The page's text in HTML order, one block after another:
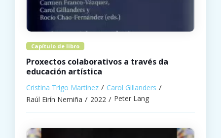
Capítulo de libro
Proxectos colaborativos a través da
educación artística
Cristina Trigo Martínez
Carol Gillanders
Raúl Eirín Nemiña
2022 Peter Lang